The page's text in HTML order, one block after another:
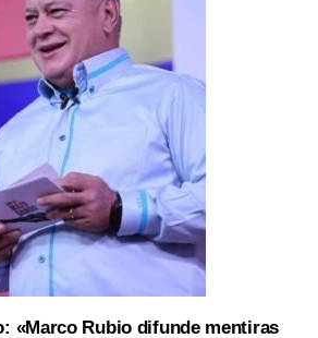
«Marco Rubio difunde mentiras